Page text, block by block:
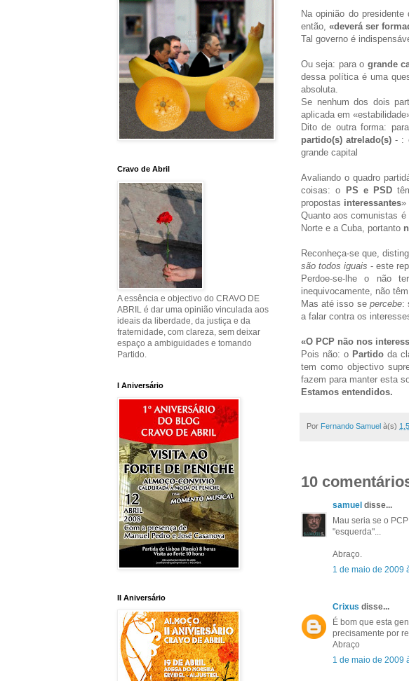
Na opinião do presidente
então, «deverá ser
Tal governo é
Ou seja: para o grande
dessa política é uma
absoluta.
Se nenhum dos dois
aplicada em
Dito de outra forma:
partido(s) atrelado(s) - :
grande capital
Avaliando o quadro
coisas: o PS e PSD
propostas interessantes»
Quanto aos comunistas
Norte e a Cuba, portanto
Reconheça-se que,
são todos iguais - este
Perdoe-se-lhe o não
inequivocamente, não têm.
Mas até isso sepercebe:
a falar contra os
«O PCP não nos
Pois não: o Partidoda
tem como objectivo
fazem para manter esta
Estamos entendidos.
Por Fernando Samuel à(s)
10
samuel disse...
Mau seria se o
"esquerda"...
Abraço.
1 de maio de 2009
Crixus disse...
É bom que esta
precisamente por
Abraço
1 de maio de 2009
Cravo de Abril
A essência e objectivo do CRAVO DE
ABRIL é dar uma opinião vinculada aos
ideais da liberdade, da justiça e da
fraternidade, com clareza, sem deixar
espaço a ambiguidades e tomando
Partido.
I Aniversário
II Aniversário